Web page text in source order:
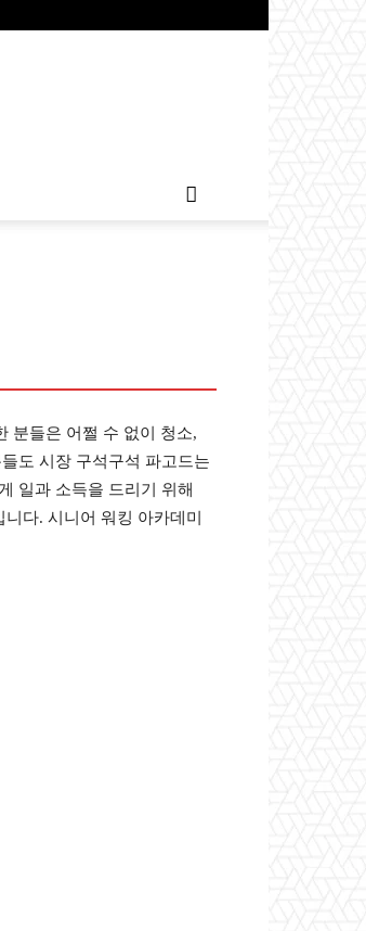
분들은 어쩔 수 없이 청소,
도 시장 구석구석 파고드는
일과 소득을 드리기 위해
다. 시니어 워킹 아카데미